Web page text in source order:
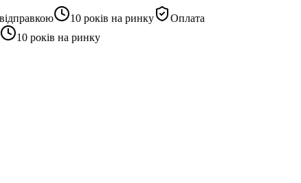
10 років на ринку
Оплата
10 років на ринку